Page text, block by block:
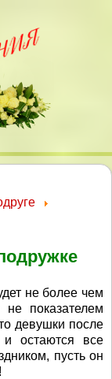
не более чем
показателем
девушки после
и остаются все
пусть он